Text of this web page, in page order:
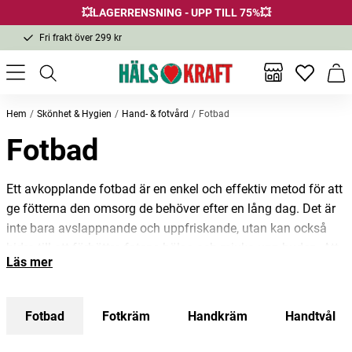
💥LAGERRENSNING - UPP TILL 75%💥
Fri frakt över 299 kr
1-3 dagars leverans
Samma pris i butik & online
Fri frakt över 299 kr
Inga
Hem Skönhet & Hygien Hand- & fotvård Fotbad
Fotbad
Ett avkopplande fotbad är en enkel och effektiv metod för att
ge fötterna den omsorg de behöver efter en lång dag. Det är
inte bara avslappnande och uppfriskande, utan kan också
unna sig ett regelbundet fotbad kan vara en trevlig ritual som
Upptäck våra fotbad som är uppblåsbaraeller vikbara, där
Läs mer
Fotbad Fotkräm Handkräm Handtvål